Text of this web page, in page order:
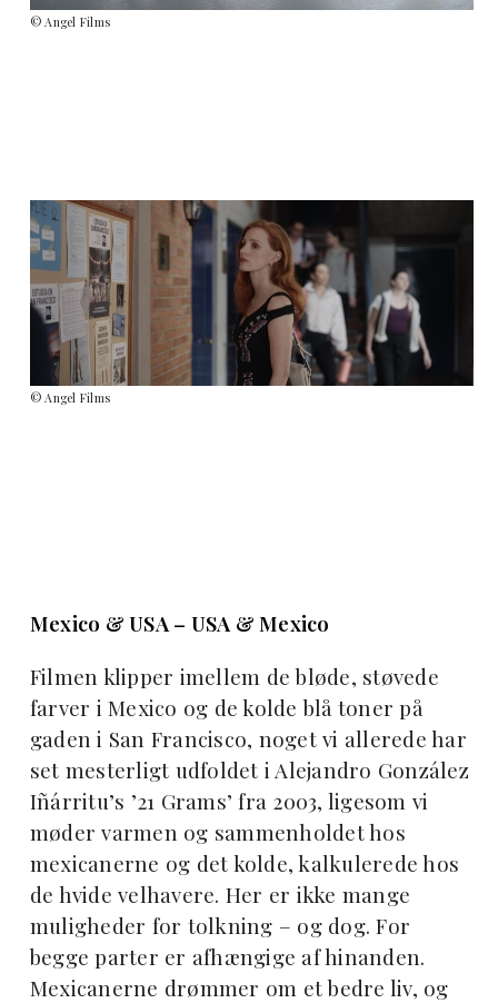
© Angel Films
© Angel Films
Mexico & USA – USA & Mexico
Filmen klipper imellem de bløde, støvede
farver i Mexico og de kolde blå toner på
gaden i San Francisco, noget vi allerede har
set mesterligt udfoldet i Alejandro González
Iñárritu’s ’21 Grams’ fra 2003, ligesom vi
møder varmen og sammenholdet hos
mexicanerne og det kolde, kalkulerede hos
de hvide velhavere. Her er ikke mange
muligheder for tolkning – og dog. For
begge parter er afhængige af hinanden.
Mexicanerne drømmer om et bedre liv, og